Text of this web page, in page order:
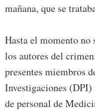
mañana, que se
Hasta el momento
los autores del
presentes miembros
Investigaciones (DPI)
de personal de